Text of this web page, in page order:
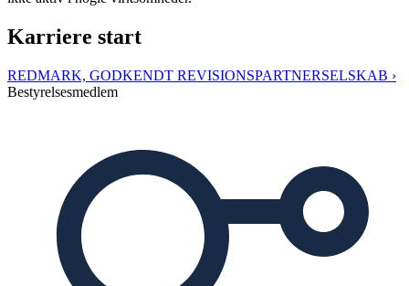
Karriere start
REDMARK, GODKENDT REVISIONSPARTNERSELSKAB ›
Bestyrelsesmedlem